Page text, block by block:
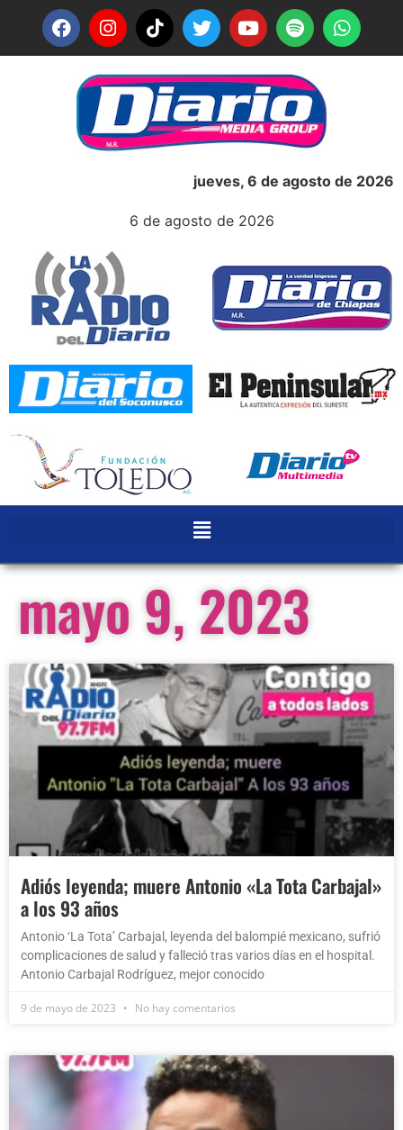
jueves, 6 de agosto de 2026
6 de agosto de 2026
mayo 9, 2023
Adiós leyenda; muere Antonio «La Tota Carbajal»
a los 93 años
Antonio ‘La Tota’ Carbajal, leyenda del balompié mexicano, sufrió
complicaciones de salud y falleció tras varios días en el hospital.
Antonio Carbajal Rodríguez, mejor conocido
9 de mayo de 2023 No hay comentarios